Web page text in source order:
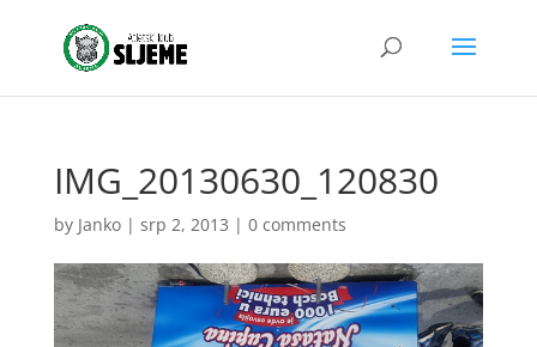
IMG_20130630_120830
by Janko| srp 2, 2013 | 0 comments